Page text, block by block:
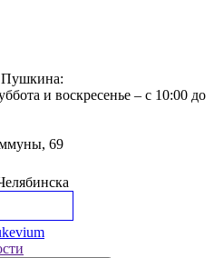
и воскресенье – с 10:00 до
69